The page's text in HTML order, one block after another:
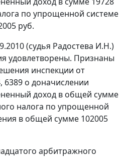
по упрощенной системе
руб.
(судья Радостева И.Н.)
удовлетворены. Признаны
инспекции от
6389 о доначислении
доход в общей сумме
налога по упрощенной
в общей сумме 102005
арбитражного